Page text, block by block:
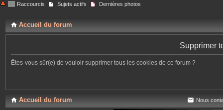
Raccourcis Sujets actifs Dernières photos
Accueil du forum
Supprimer
Êtes-vous sûr(e) de vouloir supprimer tous les cookies de ce forum ?
Accueil du forum Nous